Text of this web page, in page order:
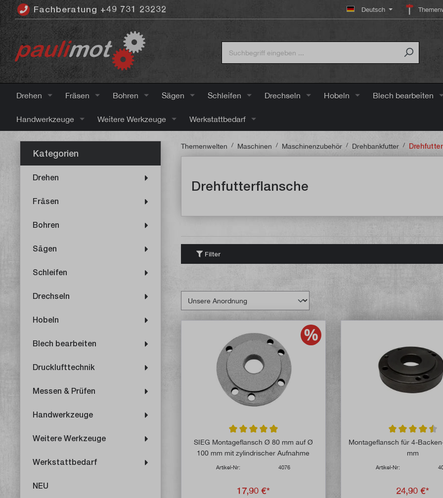
springen
Fachberatung +49 731 23232 Deutsch
Drehen Fräsen Bohren Sägen Schleifen Drechseln Hobeln Blech bearbeiten
Handwerkzeuge Weitere Werkzeuge Werkstattbedarf
Kategorien
Drehen
Fräsen
Bohren
Sägen
Schleifen
Drechseln
Hobeln
Blech bearbeiten
Drucklufttechnik
Messen & Prüfen
Handwerkzeuge
Weitere Werkzeuge
Werkstattbedarf
NEU
Themenwelten / Maschinen / Maschinenzubehör / Drehbankfutter /
Drehfutterflansche
Filter
Durchschnittliche Bewertung von 5 von 5 Sternen
SIEG Montageflansch Ø 80 mm auf Ø
100 mm mit zylindrischer Aufnahme
Artikel-Nr: 4076
17,90 €*
Montageflansch für 4-
mm
Artikel-Nr:
24,90 €*